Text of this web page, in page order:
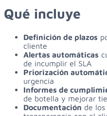
Qué incluye
Definición de plazos
cliente
Alertas automáticas
de incumplir el SLA
Priorización
urgencia
Informes de
de botella y mejorar
Documentación de